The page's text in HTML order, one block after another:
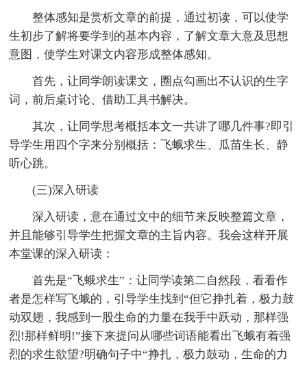
整体感知是赏析文章的前提，通过初读，可以使学
生初步了解将要学到的基本内容，了解文章大意及思想
意图，使学生对课文内容形成整体感知。
首先，让同学朗读课文，圈点勾画出不认识的生字
词，前后桌讨论、借助工具书解决。
其次，让同学思考概括本文一共讲了哪几件事?即引
导学生用四个字来分别概括：飞蛾求生、瓜苗生长、静
听心跳。
(三)深入研读
深入研读，意在通过文中的细节来反映整篇文章，
并且能够引导学生把握文章的主旨内容。我会这样开展
本堂课的深入研读：
首先是“飞蛾求生”：让同学读第二自然段，看看作
者是怎样写飞蛾的，引导学生找到“但它挣扎着，极力鼓
动双翅，我感到一股生命的力量在我手中跃动，那样强
烈!那样鲜明!”接下来提问从哪些词语能看出飞蛾有着强
烈的求生欲望?明确句子中“挣扎，极力鼓动，生命的力